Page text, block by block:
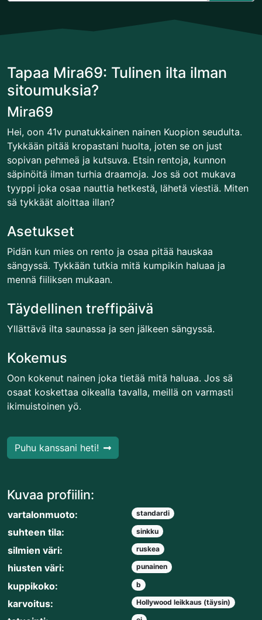
Tapaa Mira69: Tulinen ilta ilman
sitoumuksia?
Mira69
Hei, oon 41v punatukkainen nainen Kuopion seudulta.
Tykkään pitää kropastani huolta, joten se on just
sopivan pehmeä ja kutsuva. Etsin rentoja, kunnon
säpinöitä ilman turhia draamoja. Jos sä oot mukava
tyyppi joka osaa nauttia hetkestä, lähetä viestiä. Miten
sä tykkäät aloittaa illan?
Asetukset
Pidän kun mies on rento ja osaa pitää hauskaa
sängyssä. Tykkään tutkia mitä kumpikin haluaa ja
mennä fiiliksen mukaan.
Täydellinen treffipäivä
Yllättävä ilta saunassa ja sen jälkeen sängyssä.
Kokemus
Oon kokenut nainen joka tietää mitä haluaa. Jos sä
osaat koskettaa oikealla tavalla, meillä on varmasti
ikimuistoinen yö.
Puhu kanssani heti!
Kuvaa profiilin:
vartalonmuoto: standardi
suhteen tila: sinkku
silmien väri: ruskea
hiusten väri: punainen
kuppikoko: b
karvoitus: Hollywood leikkaus (täysin)